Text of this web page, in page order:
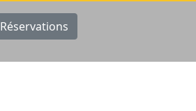
Réservations